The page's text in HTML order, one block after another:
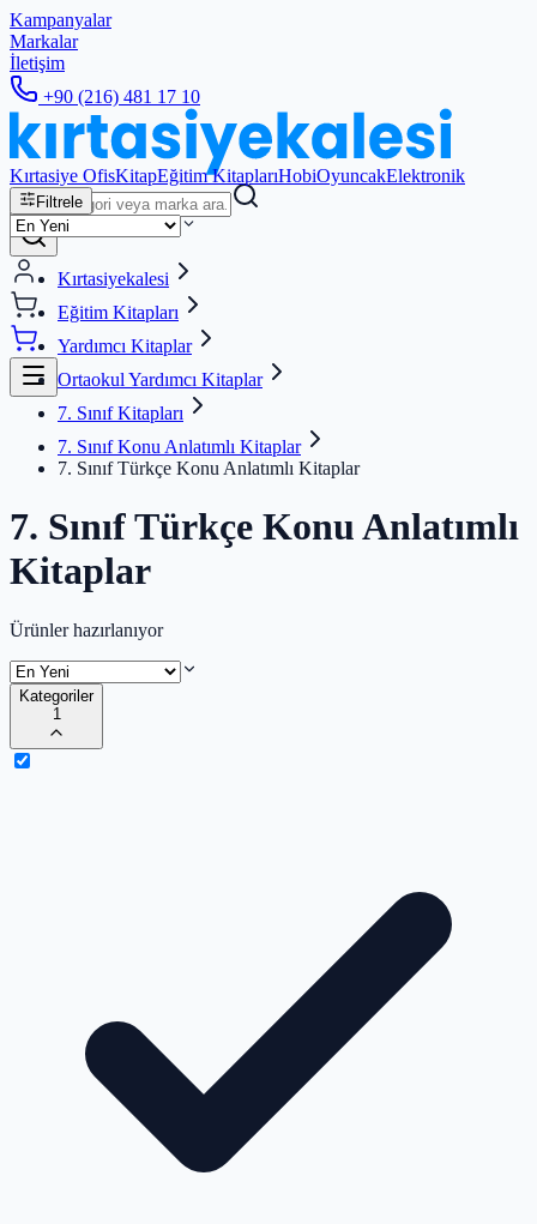
Kampanyalar
Markalar
İletişim
+90 (216) 481 17 10
Kırtasiye OfisKitapEğitim KitaplarıHobiOyuncakElektronik
Filtrele
Kırtasiyekalesi
Eğitim Kitapları
Yardımcı Kitaplar
Ortaokul Yardımcı Kitaplar
7. Sınıf Kitapları
7. Sınıf Konu Anlatımlı Kitaplar
7. Sınıf Türkçe Konu Anlatımlı Kitaplar
7. Sınıf Türkçe Konu Anlatımlı
Kitaplar
Ürünler hazırlanıyor
Kategoriler
1